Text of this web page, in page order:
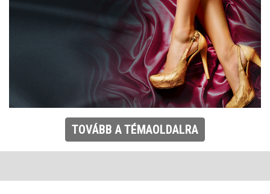
TOVÁBB A TÉMAOLDALRA